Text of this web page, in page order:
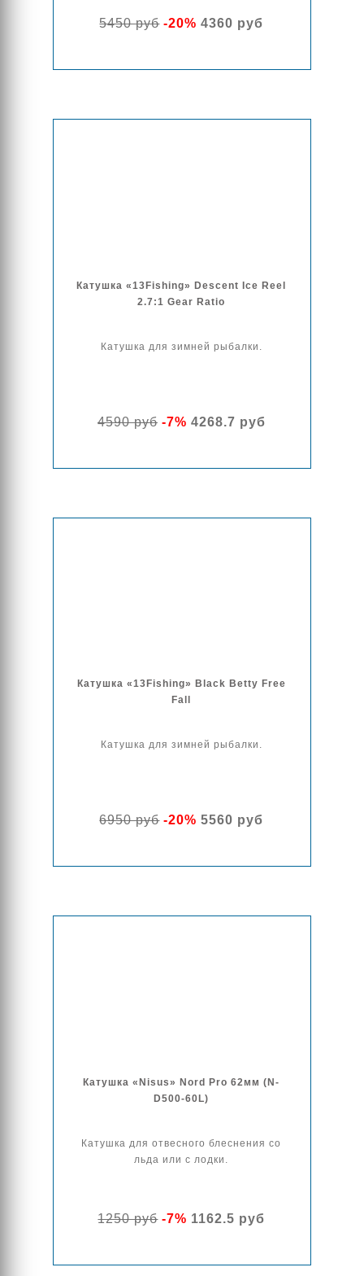
5450 руб-20% 4360 руб
Катушка «13Fishing» Descent Ice Reel
2.7:1 Gear Ratio
Катушка для зимней рыбалки.
4590 руб-7% 4268.7 руб
Катушка «13Fishing» Black Betty Free
Fall
Катушка для зимней рыбалки.
6950 руб-20% 5560 руб
Катушка «Nisus» Nord Pro 62мм (N-
D500-60L)
Катушка для отвесного блеснения со
льда или с лодки.
1250 руб-7% 1162.5 руб